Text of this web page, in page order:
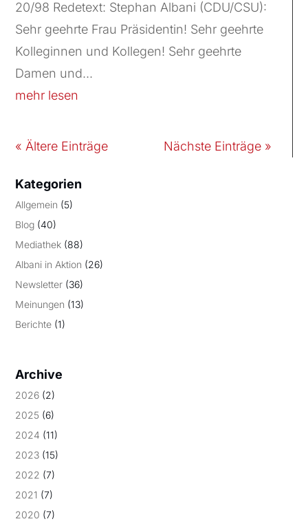
20/98 Redetext: Stephan Albani (CDU/CSU):
Sehr geehrte Frau Präsidentin! Sehr geehrte
Kolleginnen und Kollegen! Sehr geehrte
Damen und...
mehr lesen
« Ältere Einträge Nächste Einträge »
Kategorien
Allgemein (5)
Blog (40)
Mediathek (88)
Albani in Aktion (26)
Newsletter (36)
Meinungen (13)
Berichte (1)
Archive
2026 (2)
2025 (6)
2024 (11)
2023 (15)
2022 (7)
2021 (7)
2020 (7)